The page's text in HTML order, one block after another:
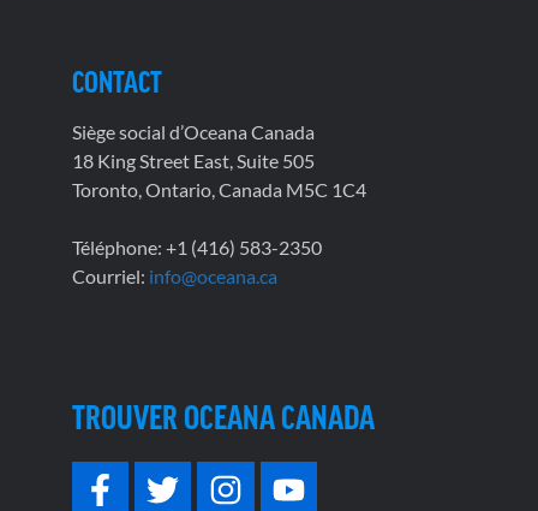
CONTACT
Siège social d’Oceana Canada
18 King Street East, Suite 505
Toronto, Ontario, Canada M5C 1C4
Téléphone: +1 (416) 583-2350
Courriel: info@oceana.ca
TROUVER OCEANA CANADA